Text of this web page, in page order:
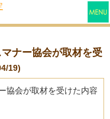
ナー協会が取材を受
19)
協会が取材を受けた内容